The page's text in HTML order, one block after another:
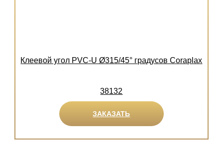
Клеевой угол PVC-U Ø315/45° градусов Coraplax
38132
ЗАКАЗАТЬ